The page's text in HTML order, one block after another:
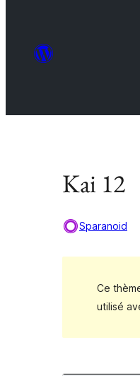
Kai 12
Sparanoid
Ce
utilisé